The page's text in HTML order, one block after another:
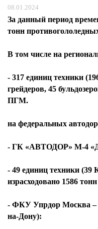
08.01.2024
За данный период
тонн
В том числе на
- 317 единиц техники
грейдеров, 45
ПГМ.
на федеральных
- ГК «АВТОДОР» М-4
- 49 единиц техники (39
израсходовано 1586
- ФКУ Упрдор Москва –
на-Дону):